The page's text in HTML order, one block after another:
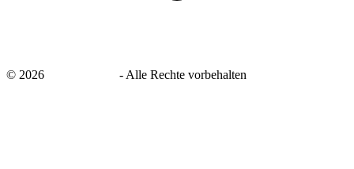
© 2026 -Alle Rechte vorbehalten